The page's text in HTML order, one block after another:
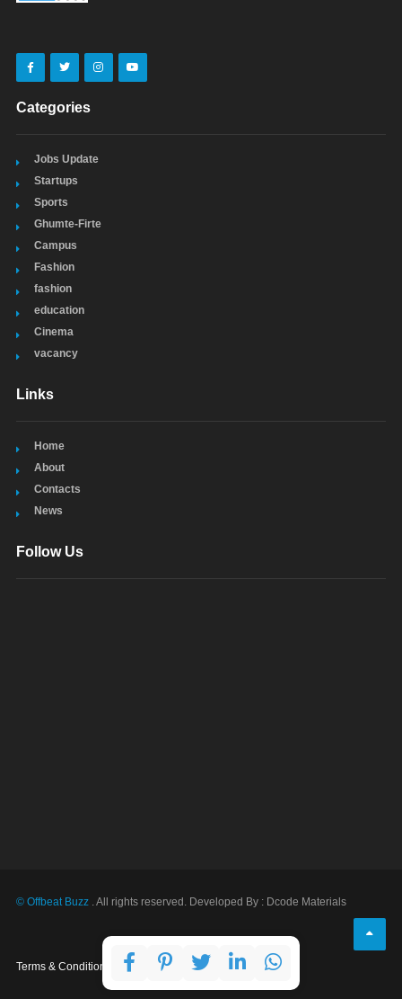
Categories
Jobs Update
Startups
Sports
Ghumte-Firte
Campus
Fashion
fashion
education
Cinema
vacancy
Links
Home
About
Contacts
News
Follow Us
© Offbeat Buzz. All rights reserved. Developed By : Dcode Materials
Terms & Conditions Privacy Policy